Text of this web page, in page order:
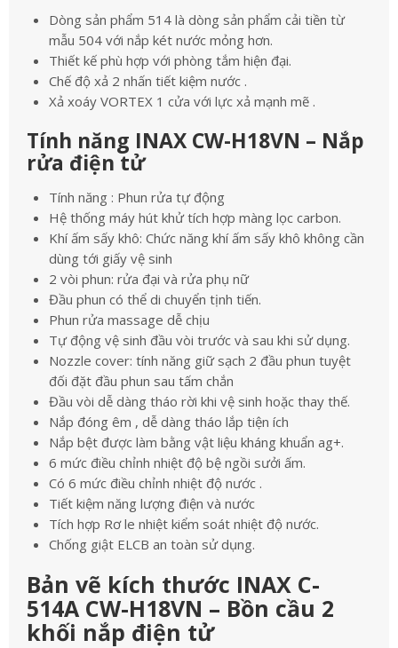
Dòng sản phẩm 514 là dòng sản phẩm cải tiền từ
mẫu 504 với nắp két nước mỏng hơn.
Thiết kế phù hợp với phòng tắm hiện đại.
Chế độ xả 2 nhấn tiết kiệm nước .
Xả xoáy VORTEX 1 cửa với lực xả mạnh mẽ .
Tính năng INAX CW-H18VN – Nắp
rửa điện tử
Tính năng : Phun rửa tự động
Hệ thống máy hút khử tích hợp màng lọc carbon.
Khí ấm sấy khô: Chức năng khí ấm sấy khô không cần
dùng tới giấy vệ sinh
2 vòi phun: rửa đại và rửa phụ nữ
Đầu phun có thể di chuyển tịnh tiến.
Phun rửa massage dễ chịu
Tự động vệ sinh đầu vòi trước và sau khi sử dụng.
Nozzle cover: tính năng giữ sạch 2 đầu phun tuyệt
đối đặt đầu phun sau tấm chắn
Đầu vòi dễ dàng tháo rời khi vệ sinh hoặc thay thế.
Nắp đóng êm , dễ dàng tháo lắp tiện ích
Nắp bệt được làm bằng vật liệu kháng khuẩn ag+.
6 mức điều chỉnh nhiệt độ bệ ngồi sưởi ấm.
Có 6 mức điều chỉnh nhiệt độ nước .
Tiết kiệm năng lượng điện và nước
Tích hợp Rơ le nhiệt kiểm soát nhiệt độ nước.
Chống giật ELCB an toàn sử dụng.
Bản vẽ kích thước INAX C-
514A CW-H18VN – Bồn cầu 2
khối nắp điện tử